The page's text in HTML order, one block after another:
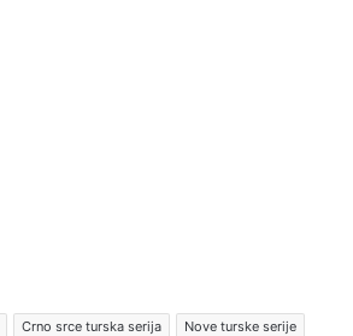
Crno srce turska serija
Nove turske serije